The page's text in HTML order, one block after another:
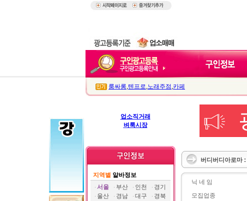
룸싸롱,텐프로,노래주점 ,카페
업소직거래
벼룩시장
지역별 알바정보
서울
부산 인천
경기
울산
경남 대구
경북
버디버디아로마 :
닉 네 임
모집업종